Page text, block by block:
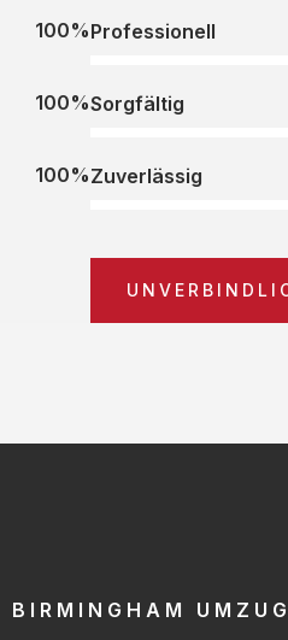
Professionell
100%
Sorgfältig
100%
Zuverlässig
100%
BIRMINGHAM